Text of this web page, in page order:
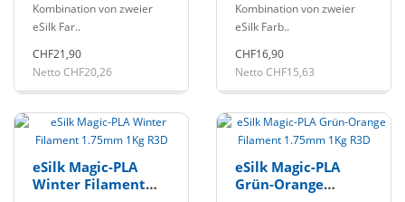
Kombination von zweier
eSilk Far..
CHF21,90
Netto CHF20,26
Kombination von zweier
eSilk Farb..
CHF16,90
Netto CHF15,63
eSilk Magic-PLA
Winter Filament
eSilk Magic-PLA
Grün-Orange